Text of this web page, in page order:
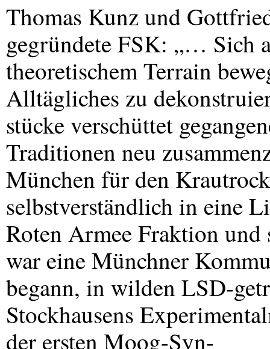
Thomas Kunz und
gegründeteFSK: „… Sich
theoretischem Terrain
Alltägliches zu
stücke verschüttet
Traditionen neu
München für den
selbstverständlich in eine
Roten Armee Fraktion
war eine Münchner
begann, in wilden LSD-
Stockhausens
der ersten Moog-Syn-